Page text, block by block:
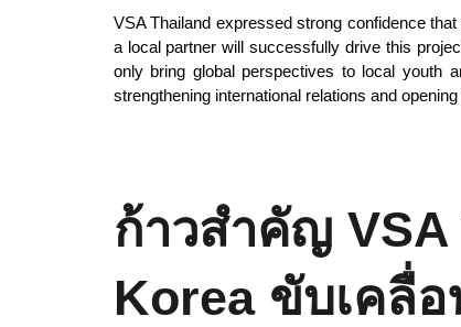
VSA Thailand expressed strong confidence
a local partner will successfully drive this
only bring global perspectives to local youth
strengthening international relations and
ก้าวสำคัญ
Korea ขับเคลื่